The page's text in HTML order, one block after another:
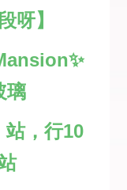
呀】
璃
站，行10